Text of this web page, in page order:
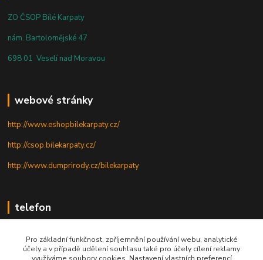
ZO ČSOP Bílé Karpaty
nám. Bartolomějské 47
698 01 Veselí nad Moravou
webové stránky
http://www.eshopbilekarpaty.cz/
http://csop.bilekarpaty.cz/
http://www.dumprirody.cz/bilekarpaty
telefon
+420 727 880 789
Pro základní funkčnost, zpříjemnění používání webu, analytické
účely a v případě udělení souhlasu také pro účely cílení reklamy